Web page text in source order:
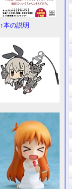
↑本の説明